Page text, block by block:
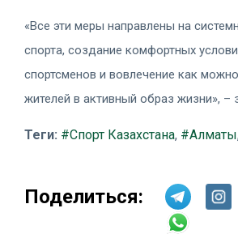
«Все эти меры направлены на
спорта, создание комфортных
спортсменов и вовлечение как
жителей в активный образ жизни», –
Теги: #Спорт Казахстана, #Алматы
Поделиться: